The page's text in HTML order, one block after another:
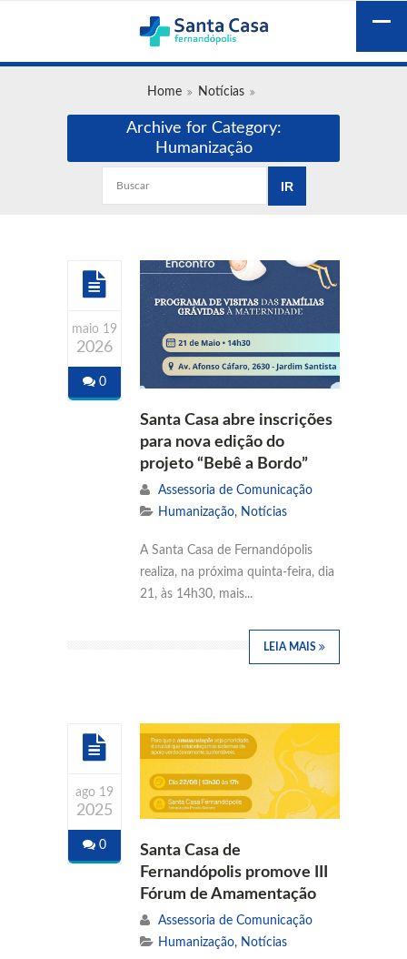
Home Notícias
Archive for Category:
Humanização
maio 19
2026
0
Santa Casa abre inscrições
para nova edição do
projeto “Bebê a Bordo”
Assessoria de Comunicação
Humanização, Notícias
A Santa Casa de Fernandópolis
realiza, na próxima quinta-feira, dia
21, às 14h30, mais...
LEIA MAIS
ago 19
2025
0
Santa Casa de
Fernandópolis promove III
Fórum de Amamentação
Assessoria de Comunicação
Humanização, Notícias